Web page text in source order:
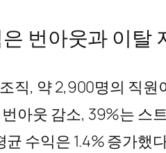
번아웃과 이탈
직, 약 2,900명의 직
아웃 감소, 39%는
수익은 1.4% 증가